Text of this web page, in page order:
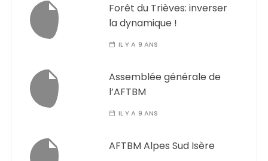
Forêt du Trièves: inverser
la dynamique !
IL Y A 9 ANS
Assemblée générale de
l’AFTBM
IL Y A 9 ANS
AFTBM Alpes Sud Isère